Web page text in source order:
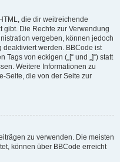
die dir weitreichende
gibt. Die Rechte zur Verwendung
vergeben, können jedoch
werden. BBCode ist
von eckigen („[“ und „]“) statt
Weitere Informationen zu
Seite, die von der Seite zur
zu verwenden. Die meisten
können über BBCode erreicht